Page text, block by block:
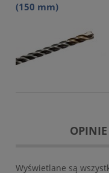
(150 mm)
Wyświetlane są